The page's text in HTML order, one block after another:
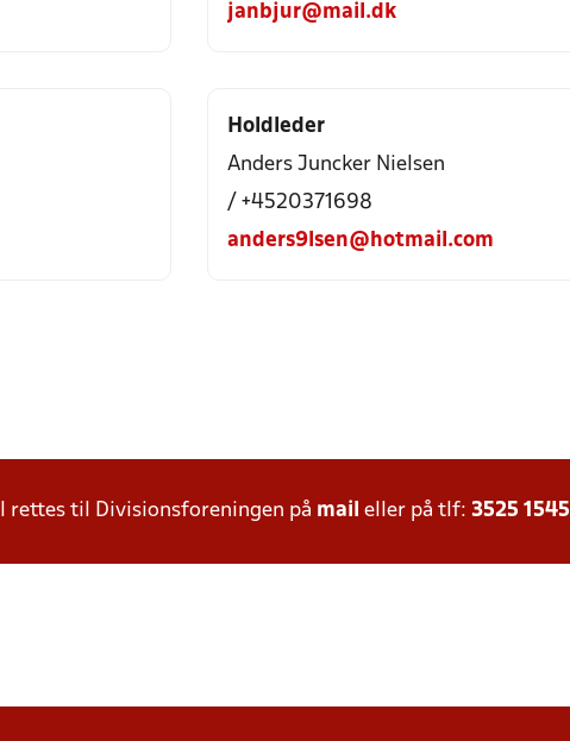
janbjur@mail.dk
Holdleder
Anders Juncker Nielsen
/ +4520371698
anders9lsen@hotmail.com
rettes til Divisionsforeningen på mail eller på tlf: 3525 1545